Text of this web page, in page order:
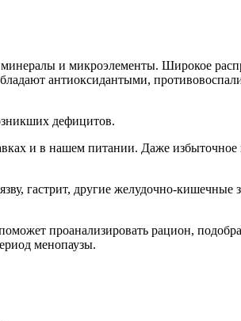
и микроэлементы. Широкое
антиоксидантыми,
дефицитов.
и в нашем питании. Даже избыточное
гастрит, другие желудочно-
проанализировать рацион,
менопаузы.